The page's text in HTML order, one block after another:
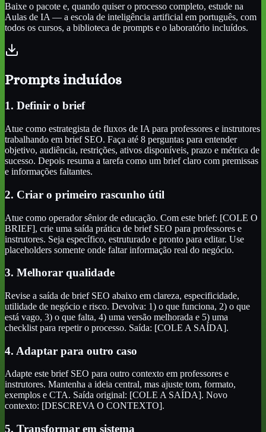
Baixe o pacote e, quando quiser o processo completo, estude na
Aulas de IA — a escola de inteligência artificial em português, com
todos os cursos, a biblioteca de prompts e o laboratório incluídos.
Prompts incluídos
1. Definir o brief
Atue como estrategista de fluxos de IA para professores e instrutores
trabalhando em brief SEO. Faça até 8 perguntas para entender
objetivo, audiência, restrições, ativos disponíveis, prazo e métrica de
sucesso. Depois resuma a tarefa como um brief claro com premissas
e informações faltantes.
2. Criar o primeiro rascunho útil
Atue como operador sênior de educação. Com este brief: [COLE O
BRIEF], crie uma saída prática de brief SEO para professores e
instrutores. Seja específico, estruturado e pronto para editar. Use
placeholders somente onde faltar informação real do negócio.
3. Melhorar qualidade
Revise a saída de brief SEO abaixo em clareza, especificidade,
utilidade de negócio e risco. Devolva: 1) o que funciona, 2) o que
está vago, 3) o que falta, 4) uma versão melhorada e 5) uma
checklist para repetir o processo. Saída: [COLE A SAÍDA].
4. Adaptar para outro caso
Adapte este brief SEO para outro contexto em professores e
instrutores. Mantenha a ideia central, mas ajuste tom, formato,
exemplos e CTA. Saída original: [COLE A SAÍDA]. Novo
contexto: [DESCREVA O CONTEXTO].
5. Transformar em sistema